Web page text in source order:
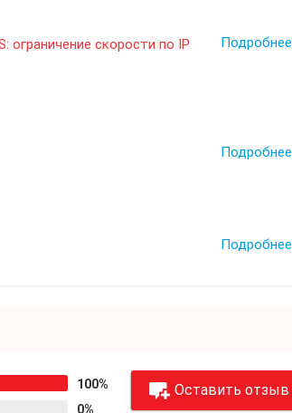
Подробнее
ограничение скорости по IP
Подробнее
Подробнее
100%
0%
Оставить отзыв